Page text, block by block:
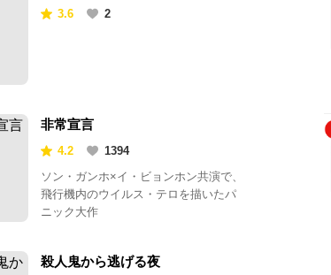
3.6 2
非常宣言
4.2
1394
ソン・ガンホ×イ・ビョンホン共演で、
飛行機内のウイルス・テロを描いたパ
ニック大作
殺人鬼から逃げる夜